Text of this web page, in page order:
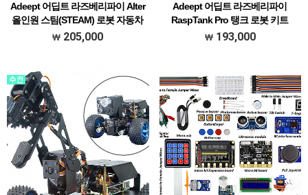
Adeept 어딥트 라즈베리파이 Alter
올인원 스팀(STEAM) 로봇 자동차
키트 (ADR021)
205,000
Adeept 어딥트 라즈베리파이
RaspTank Pro 탱크 로봇 키트
(ADR020)
193,000